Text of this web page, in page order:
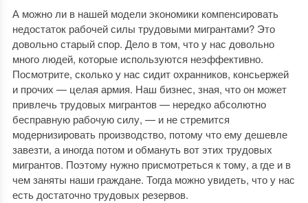
А можно ли в нашей модели экономики компенсировать
недостаток рабочей силы трудовыми мигрантами? Это
довольно старый спор. Дело в том, что у нас довольно
много людей, которые используются неэффективно.
Посмотрите, сколько у нас сидит охранников, консьержей
и прочих — целая армия. Наш бизнес, зная, что он может
привлечь трудовых мигрантов — нередко абсолютно
бесправную рабочую силу, — и не стремится
модернизировать производство, потому что ему дешевле
завезти, а иногда потом и обмануть вот этих трудовых
мигрантов. Поэтому нужно присмотреться к тому, а где и в
чем заняты наши граждане. Тогда можно увидеть, что у нас
есть достаточно трудовых резервов.